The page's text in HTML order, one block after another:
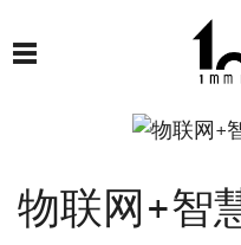
物联网+智